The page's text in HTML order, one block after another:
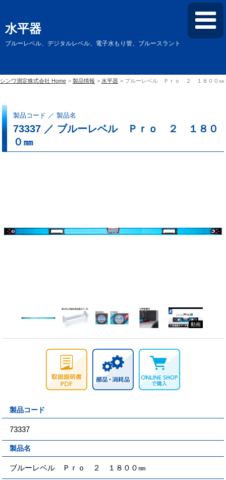
水平器
ブルーレベル、デジタルレベル、電子水もり管、ブルースラント
シンワ測定株式会社 Home 製品情報 水平器 ブルーレベル Ｐｒｏ ２ １８００㎜
製品コード ／ 製品名
73337 ／ ブルーレベル Ｐｒｏ ２ １８０
０㎜
動画
製品コード
73337
製品名
ブルーレベル Ｐｒｏ ２ １８００㎜